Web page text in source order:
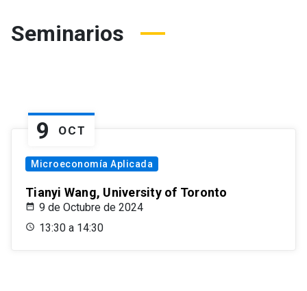
Seminarios
9 OCT
Microeconomía Aplicada
Tianyi Wang, University of Toronto
9 de Octubre de 2024
13:30 a 14:30